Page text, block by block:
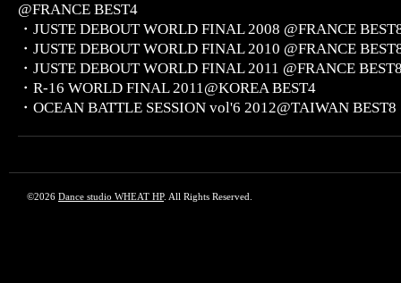
@FRANCE BEST4
・JUSTE DEBOUT WORLD FINAL 2008 @FRANCE
・JUSTE DEBOUT WORLD FINAL 2010 @FRANCE
・JUSTE DEBOUT WORLD FINAL 2011 @FRANCE
・R-16 WORLD FINAL 2011@KOREA BEST4
・OCEAN BATTLE SESSION vol'6 2012@TAIWAN BEST8
©2026 Dance studio WHEAT HP. All Rights Reserved.